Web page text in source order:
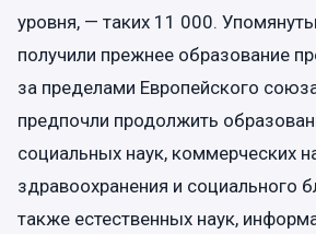
уровня, — таких 11 000.
получили прежнее образование
за пределами Европейского
предпочли продолжить
социальных наук, коммерческих
здравоохранения и социального
также естественных наук,